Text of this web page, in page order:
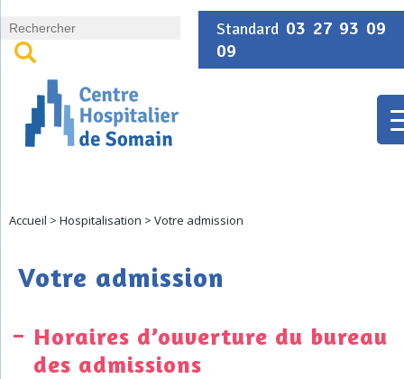
Standard 03 27 93 09
09
Accueil > Hospitalisation > Votre admission
Votre admission
Horaires d’ouverture du bureau
des admissions
Panneau de gestion des cookies